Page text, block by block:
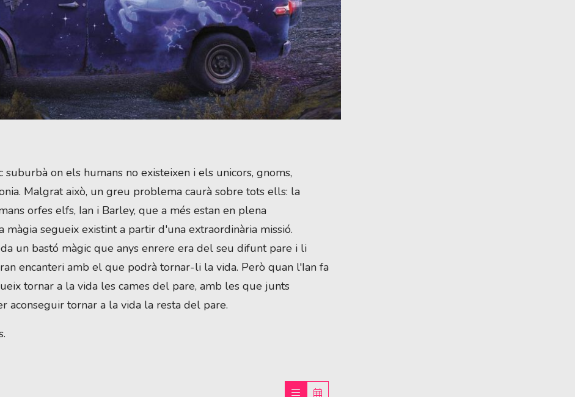
suburbà on els humans no existeixen i els unicors, gnoms,
Malgrat això, un greu problema caurà sobre tots ells: la
orfes elfs, Ian i Barley, que a més estan en plena
màgia segueix existint a partir d'una extraordinària missió.
un bastó màgic que anys enrere era del seu difunt pare i li
encanteri amb el que podrà tornar-li la vida. Però quan l'Ian fa
tornar a la vida les cames del pare, amb les que junts
aconseguir tornar a la vida la resta del pare.